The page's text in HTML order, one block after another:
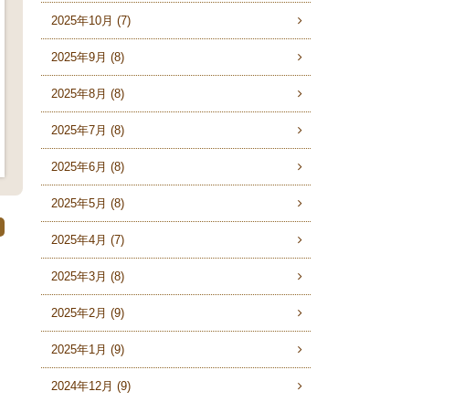
2025年10月 (7)
2025年9月 (8)
2025年8月 (8)
2025年7月 (8)
2025年6月 (8)
2025年5月 (8)
2025年4月 (7)
2025年3月 (8)
2025年2月 (9)
2025年1月 (9)
2024年12月 (9)